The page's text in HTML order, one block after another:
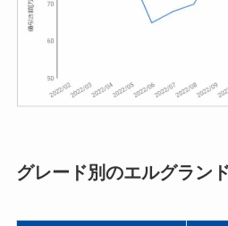
グレード別のエルグラン